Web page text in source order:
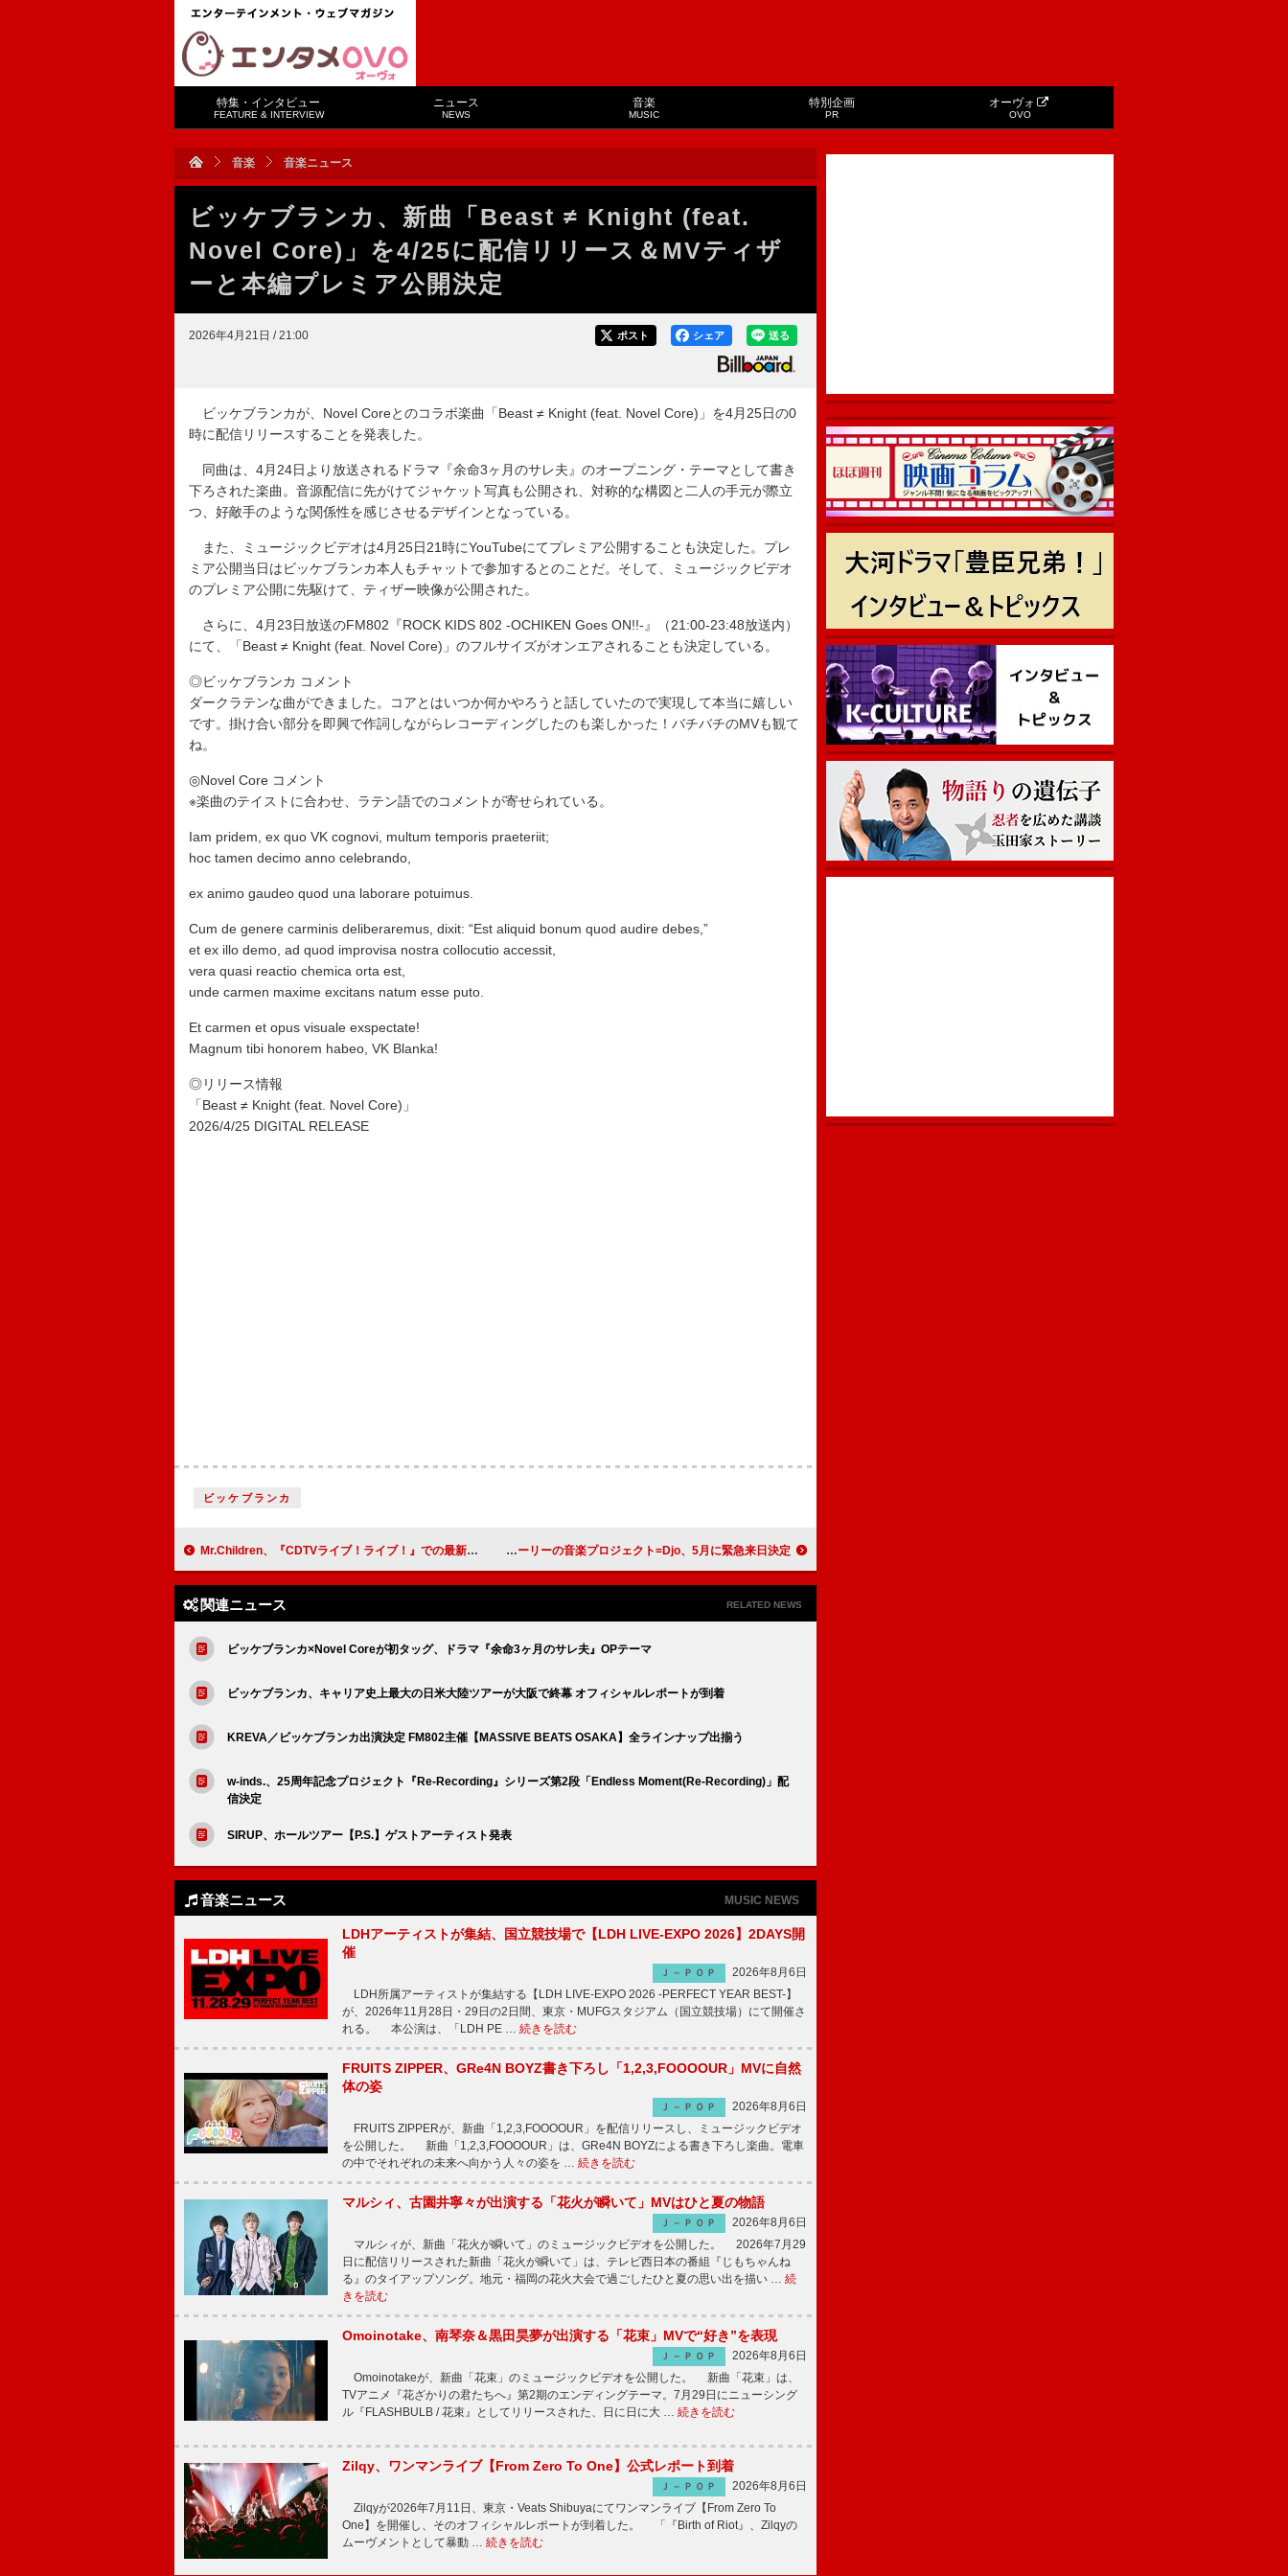
特集・インタビュー
FEATURE & INTERVIEW
ニュース
NEWS
音楽
MUSIC
特別企画
PR
オーヴォ
OVO
音楽 音楽ニュース
ビッケブランカ、新曲「Beast ≠ Knight (feat.
Novel Core)」を4/25に配信リリース＆MVティザ
ーと本編プレミア公開決定
2026年4月21日 / 21:00 送る
シェア
ポスト
ビッケブランカが、Novel Coreとのコラボ楽曲「Beast ≠ Knight (feat. Novel Core)」を4月25日の0
時に配信リリースすることを発表した。
同曲は、4月24日より放送されるドラマ『余命3ヶ月のサレ夫』のオープニング・テーマとして書き
下ろされた楽曲。音源配信に先がけてジャケット写真も公開され、対称的な構図と二人の手元が際立
つ、好敵手のような関係性を感じさせるデザインとなっている。
また、ミュージックビデオは4月25日21時にYouTubeにてプレミア公開することも決定した。プレ
ミア公開当日はビッケブランカ本人もチャットで参加するとのことだ。そして、ミュージックビデオ
のプレミア公開に先駆けて、ティザー映像が公開された。
さらに、4月23日放送のFM802『ROCK KIDS 802 -OCHIKEN Goes ON!!-』（21:00-23:48放送内）
にて、「Beast ≠ Knight (feat. Novel Core)」のフルサイズがオンエアされることも決定している。
◎ビッケブランカ コメント
ダークラテンな曲ができました。コアとはいつか何かやろうと話していたので実現して本当に嬉しい
です。掛け合い部分を即興で作詞しながらレコーディングしたのも楽しかった！バチバチのMVも観て
ね。
◎Novel Core コメント
※楽曲のテイストに合わせ、ラテン語でのコメントが寄せられている。
Iam pridem, ex quo VK cognovi, multum temporis praeteriit;
hoc tamen decimo anno celebrando,
ex animo gaudeo quod una laborare potuimus.
Cum de genere carminis deliberaremus, dixit: “Est aliquid bonum quod audire debes,”
et ex illo demo, ad quod improvisa nostra collocutio accessit,
vera quasi reactio chemica orta est,
unde carmen maxime excitans natum esse puto.
Et carmen et opus visuale exspectate!
Magnum tibi honorem habeo, VK Blanka!
◎リリース情報
「Beast ≠ Knight (feat. Novel Core)」
2026/4/25 DIGITAL RELEASE
ビッケブランカ
Mr.Children、『CDTVライブ！ライブ！』での最新曲＆「Tomorrow never knows」歌唱映像を一挙公開 俳優ジョー・キーリーの音楽プロジェクト=Djo、5月に緊急来日決定
関連ニュース RELATED NEWS
ビッケブランカ×Novel Coreが初タッグ、ドラマ『余命3ヶ月のサレ夫』OPテーマ
ビッケブランカ、キャリア史上最大の日米大陸ツアーが大阪で終幕 オフィシャルレポートが到着
KREVA／ビッケブランカ出演決定 FM802主催【MASSIVE BEATS OSAKA】全ラインナップ出揃う
w-inds.、25周年記念プロジェクト『Re-Recording』シリーズ第2段「Endless Moment(Re-Recording)」配
信決定
SIRUP、ホールツアー【P.S.】ゲストアーティスト発表
音楽ニュース MUSIC NEWS
LDHアーティストが集結、国立競技場で【LDH LIVE-EXPO 2026】2DAYS開
催
Ｊ－ＰＯＰ
2026年8月6日
LDH所属アーティストが集結する【LDH LIVE-EXPO 2026 -PERFECT YEAR BEST-】
が、2026年11月28日・29日の2日間、東京・MUFGスタジアム（国立競技場）にて開催さ
れる。 本公演は、「LDH PE … 続きを読む
FRUITS ZIPPER、GRe4N BOYZ書き下ろし「1,2,3,FOOOOUR」MVに自然
体の姿
Ｊ－ＰＯＰ
2026年8月6日
FRUITS ZIPPERが、新曲「1,2,3,FOOOOUR」を配信リリースし、ミュージックビデオ
を公開した。 新曲「1,2,3,FOOOOUR」は、GRe4N BOYZによる書き下ろし楽曲。電車
の中でそれぞれの未来へ向かう人々の姿を … 続きを読む
マルシィ、古園井寧々が出演する「花火が瞬いて」MVはひと夏の物語
Ｊ－ＰＯＰ
2026年8月6日
マルシィが、新曲「花火が瞬いて」のミュージックビデオを公開した。 2026年7月29
日に配信リリースされた新曲「花火が瞬いて」は、テレビ西日本の番組『じもちゃんね
る』のタイアップソング。地元・福岡の花火大会で過ごしたひと夏の思い出を描い … 続
きを読む
Omoinotake、南琴奈＆黒田昊夢が出演する「花束」MVで“好き”を表現
Ｊ－ＰＯＰ
2026年8月6日
Omoinotakeが、新曲「花束」のミュージックビデオを公開した。 新曲「花束」は、
TVアニメ『花ざかりの君たちへ』第2期のエンディングテーマ。7月29日にニューシング
ル『FLASHBULB / 花束』としてリリースされた、日に日に大 … 続きを読む
Zilqy、ワンマンライブ【From Zero To One】公式レポート到着
Ｊ－ＰＯＰ
2026年8月6日
Zilqyが2026年7月11日、東京・Veats Shibuyaにてワンマンライブ【From Zero To
One】を開催し、そのオフィシャルレポートが到着した。 「『Birth of Riot』、Zilqyの
ムーヴメントとして暴動 … 続きを読む